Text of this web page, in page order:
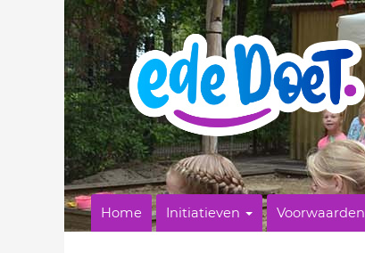
Home Initiatieven Voorwaarden